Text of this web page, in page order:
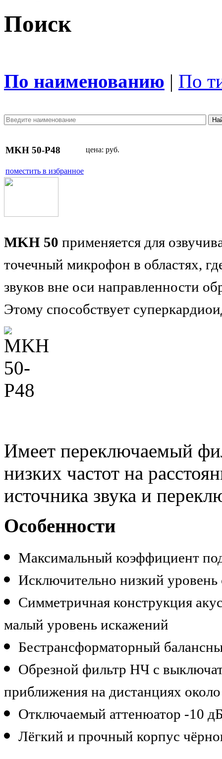
Поиск
По наименованию | По
MKH 50-P48 цена: руб.
поместить в избранное
MKH 50 применяется для
точечный микрофон в областях,
звуков вне оси направленности
Этому способствует
Имеет переключаемый
низких частот на
источника звука и
Особенности
Максимальный коэффициент
Исключительно низкий
Симметричная конструкция
малый уровень искажений
Бестрансформаторный
Обрезной фильтр НЧ с
приближения на дистанциях
Отключаемый аттенюатор -10
Лёгкий и прочный корпус